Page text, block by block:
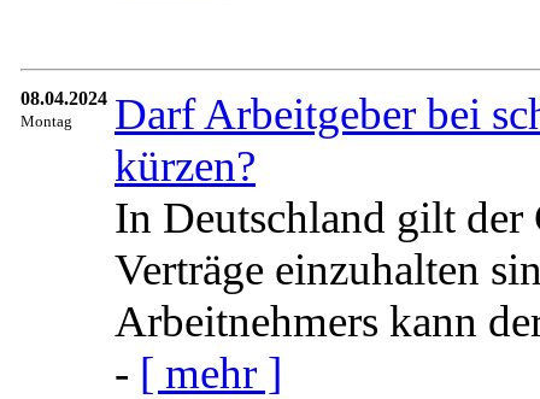
08.04.2024
Montag
Darf Arbeitgeber bei
kürzen?
In Deutschland gilt der
Verträge einzuhalten
Arbeit­nehmers kann
- [ mehr ]